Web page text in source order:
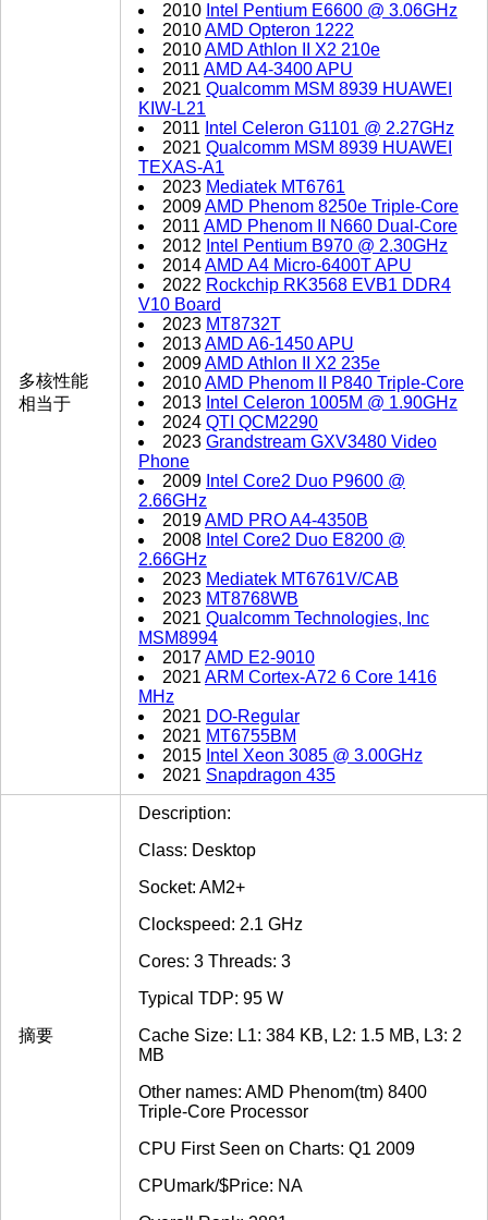
多核性能
相当于
2010 Intel Pentium E6600 @ 3.06GHz
2010AMD Opteron 1222
2010AMD Athlon II X2 210e
2011AMD A4-3400 APU
2021 Qualcomm MSM 8939 HUAWEI
KIW-L21
2011 Intel Celeron G1101 @ 2.27GHz
2021 Qualcomm MSM 8939 HUAWEI
TEXAS-A1
2023 Mediatek MT6761
2009AMD Phenom 8250e Triple-Core
2011AMD Phenom II N660 Dual-Core
2012 Intel Pentium B970 @ 2.30GHz
2014AMD A4 Micro-6400T APU
2022 Rockchip RK3568 EVB1 DDR4
V10 Board
2023 MT8732T
2013AMD A6-1450 APU
2009AMD Athlon II X2 235e
2010AMD Phenom II P840 Triple-Core
2013 Intel Celeron 1005M @ 1.90GHz
2024 QTI QCM2290
2023 Grandstream GXV3480 Video
Phone
2009 Intel Core2 Duo P9600 @
2.66GHz
2019AMD PRO A4-4350B
2008 Intel Core2 Duo E8200 @
2.66GHz
2023 Mediatek MT6761V/CAB
2023 MT8768WB
2021 Qualcomm Technologies, Inc
MSM8994
2017AMD E2-9010
2021ARM Cortex-A72 6 Core 1416
MHz
2021 DO-Regular
2021 MT6755BM
2015 Intel Xeon 3085 @ 3.00GHz
2021 Snapdragon 435
摘要
Description:
Class: Desktop
Socket: AM2+
Clockspeed: 2.1 GHz
Cores: 3 Threads: 3
Typical TDP: 95 W
Cache Size: L1: 384 KB, L2: 1.5 MB, L3: 2
MB
Other names: AMD Phenom(tm) 8400
Triple-Core Processor
CPU First Seen on Charts: Q1 2009
CPUmark/$Price: NA